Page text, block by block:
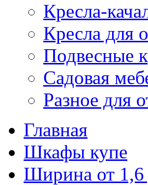
Кресла-
Кресла для
Подвесные
Садовая
Разное для
Главная
Шкафы купе
Ширина от